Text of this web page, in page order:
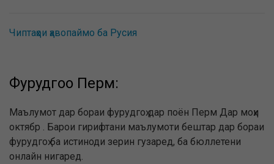
Чиптаҳои ҳавопаймо ба Русия
Фурудгоҳҳо Перм:
Маълумот дар бораи фурудгоҳ дар поён Перм Дар моҳи
октябр . Барои гирифтани маълумоти бештар дар бораи
фурудгоҳ ба истиноди зерин гузаред, ба бюллетени
онлайн нигаред.